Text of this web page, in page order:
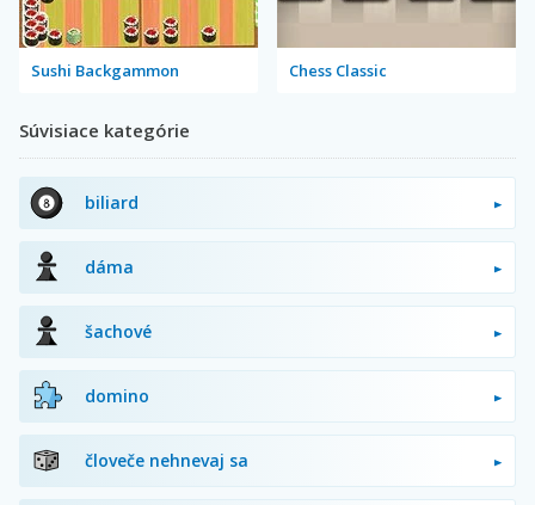
Sushi Backgammon Chess Classic
Súvisiace kategórie
biliard
dáma
šachové
domino
človeče nehnevaj sa